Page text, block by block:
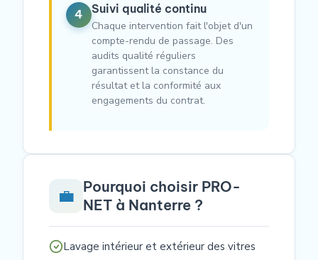
4 Suivi qualité continu
Chaque intervention fait l'objet d'un
compte-rendu de passage. Des
audits qualité réguliers
garantissent la constance du
résultat et la conformité aux
engagements du contrat.
💼 Pourquoi choisir PRO-
NET à Nanterre ?
Lavage intérieur et extérieur des vitres